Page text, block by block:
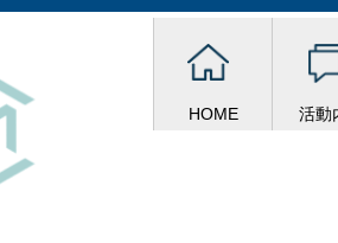
HOME 活動